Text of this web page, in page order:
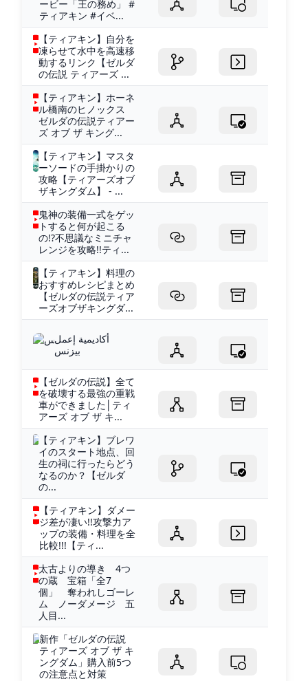
ービー「王の務め」 #
ティアキン #イベ...
【ティアキン】自分を
凍らせて水中を高速移
動するリンク【ゼルダ
の伝説 ティアーズ ...
【ティアキン】ホーネ
ル橋南のヒノックス
ゼルダの伝説ティアー
ズ オブ ザ キング...
【ティアキン】マスタ
ーソードの手掛かりの
攻略【ティアーズオブ
ザキングダム】 - ...
鬼神の装備一式をゲッ
トすると何が起こる
の!?不思議なミニチャ
レンジを攻略!!ティ...
【ティアキン】料理の
おすすめレシピまとめ
【ゼルダの伝説ティア
ーズオブザキングダ...
أكاديمية إعمل
بيزنس
【ゼルダの伝説】全て
を破壊する最強の重戦
車ができました│ティ
アーズ オブ ザ キ...
【ティアキン】ブレワ
イのスタート地点、回
生の祠に行ったらどう
なるのか？【ゼルダ
の...
【ティアキン】ダメー
ジ差が凄い!!攻撃力ア
ップの装備・料理を全
比較!!!【ティ...
太古よりの導き 4つ
の蔵 宝箱「全7
個」 奪われしゴーレ
ム ノーダメージ 五
人目...
新作「ゼルダの伝説
ティアーズ オブ ザ キ
ングダム」購入前5つ
の注意点と対策